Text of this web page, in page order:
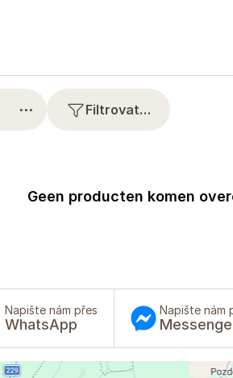
⋯ Filtrovat…
Geen producten komen
Napište nám přes
WhatsApp
Napište nám